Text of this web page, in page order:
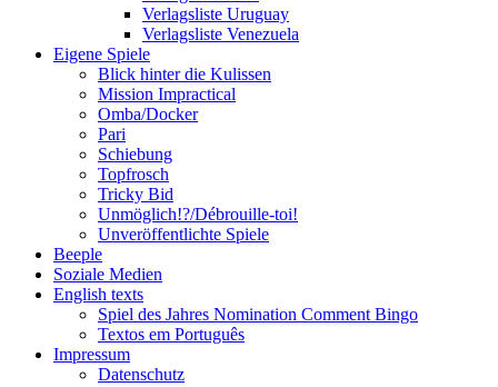
Verlagsliste Uruguay
Verlagsliste Venezuela
Eigene Spiele
Blick hinter die Kulissen
Mission Impractical
Omba/Docker
Pari
Schiebung
Topfrosch
Tricky Bid
Unmöglich!?/Débrouille-toi!
Unveröffentlichte Spiele
Beeple
Soziale Medien
English texts
Spiel des Jahres Nomination Comment Bingo
Textos em Português
Impressum
Datenschutz